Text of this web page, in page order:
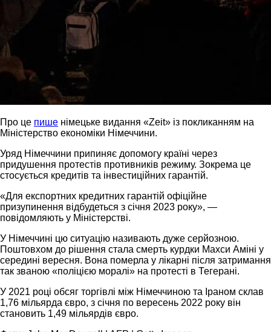
Про це пише німецьке видання «Zeit» із покликанням на
Міністерство економіки Німеччини.
Уряд Німеччини припиняє допомогу країні через
придушення протестів противників режиму. Зокрема це
стосується кредитів та інвестиційних гарантій.
«Для експортних кредитних гарантій офіційне
призупинення відбудеться з січня 2023 року», —
повідомляють у Міністерстві.
У Німеччині цю ситуацію називають дуже серйозною.
Поштовхом до рішення стала смерть курдки Махси Аміні у
середині вересня. Вона померла у лікарні після затримання
так званою «поліцією моралі» на протесті в Тегерані.
У 2021 році обсяг торгівлі між Німеччиною та Іраном склав
1,76 мільярда євро, з січня по вересень 2022 року він
становить 1,49 мільярдів євро.